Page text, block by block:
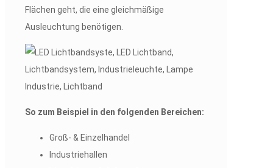
Flächen geht, die eine gleichmäßige
Ausleuchtung benötigen.
So zum Beispiel in den folgenden Bereichen:
Groß- & Einzelhandel
Industriehallen